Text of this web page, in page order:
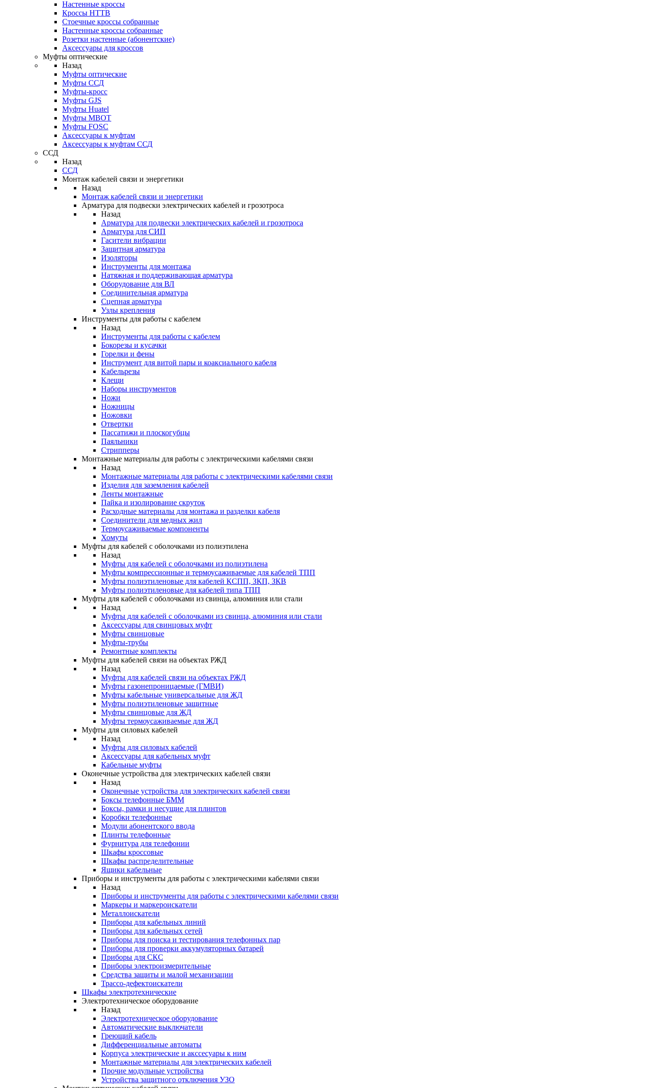
Настенные кроссы
Кроссы HTTB
Стоечные кроссы собранные
Настенные кроссы собранные
Розетки настенные (абонентские)
Аксессуары для кроссов
Муфты оптические
Назад
Муфты оптические
Муфты ССД
Муфты-кросс
Муфты GJS
Муфты Huatel
Муфты МВОТ
Муфты FOSC
Аксессуары к муфтам
Аксессуары к муфтам ССД
ССД
Назад
ССД
Монтаж кабелей связи и энергетики
Назад
Монтаж кабелей связи и энергетики
Арматура для подвески электрических кабелей и грозотроса
Назад
Арматура для подвески электрических кабелей и грозотроса
Арматура для СИП
Гасители вибрации
Защитная арматура
Изоляторы
Инструменты для монтажа
Натяжная и поддерживающая арматура
Оборудование для ВЛ
Соединительная арматура
Сцепная арматура
Узлы крепления
Инструменты для работы с кабелем
Назад
Инструменты для работы с кабелем
Бокорезы и кусачки
Горелки и фены
Инструмент для витой пары и коаксиального кабеля
Кабельрезы
Клещи
Наборы инструментов
Ножи
Ножницы
Ножовки
Отвертки
Пассатижи и плоскогубцы
Паяльники
Стрипперы
Монтажные материалы для работы с электрическими кабелями связи
Назад
Монтажные материалы для работы с электрическими кабелями связи
Изделия для заземления кабелей
Ленты монтажные
Пайка и изолирование скруток
Расходные материалы для монтажа и разделки кабеля
Соединители для медных жил
Термоусаживаемые компоненты
Хомуты
Муфты для кабелей с оболочками из полиэтилена
Назад
Муфты для кабелей с оболочками из полиэтилена
Муфты компрессионные и термоусаживаемые для кабелей ТПП
Муфты полиэтиленовые для кабелей КСПП, ЗКП, ЗКВ
Муфты полиэтиленовые для кабелей типа ТПП
Муфты для кабелей с оболочками из свинца, алюминия или стали
Назад
Муфты для кабелей с оболочками из свинца, алюминия или стали
Аксессуары для свинцовых муфт
Муфты свинцовые
Муфты-трубы
Ремонтные комплекты
Муфты для кабелей связи на объектах РЖД
Назад
Муфты для кабелей связи на объектах РЖД
Муфты газонепроницаемые (ГМВИ)
Муфты кабельные универсальные для ЖД
Муфты полиэтиленовые защитные
Муфты свинцовые для ЖД
Муфты термоусаживаемые для ЖД
Муфты для силовых кабелей
Назад
Муфты для силовых кабелей
Аксессуары для кабельных муфт
Кабельные муфты
Оконечные устройства для электрических кабелей связи
Назад
Оконечные устройства для электрических кабелей связи
Боксы телефонные БММ
Боксы, рамки и несущие для плинтов
Коробки телефонные
Модули абонентского ввода
Плинты телефонные
Фурнитура для телефонии
Шкафы кроссовые
Шкафы распределительные
Ящики кабельные
Приборы и инструменты для работы с электрическими кабелями связи
Назад
Приборы и инструменты для работы с электрическими кабелями связи
Маркеры и маркероискатели
Металлоискатели
Приборы для кабельных линий
Приборы для кабельных сетей
Приборы для поиска и тестирования телефонных пар
Приборы для проверки аккумуляторных батарей
Приборы для СКС
Приборы электроизмерительные
Средства защиты и малой механизации
Трассо-дефектоискатели
Шкафы электротехнические
Электротехническое оборудование
Назад
Электротехническое оборудование
Автоматические выключатели
Греющий кабель
Дифференциальные автоматы
Корпуса электрические и акссесуары к ним
Монтажные материалы для электрических кабелей
Прочие модульные устройства
Устройства защитного отключения УЗО